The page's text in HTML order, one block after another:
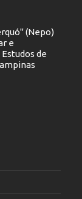
(Nepo)
e
de